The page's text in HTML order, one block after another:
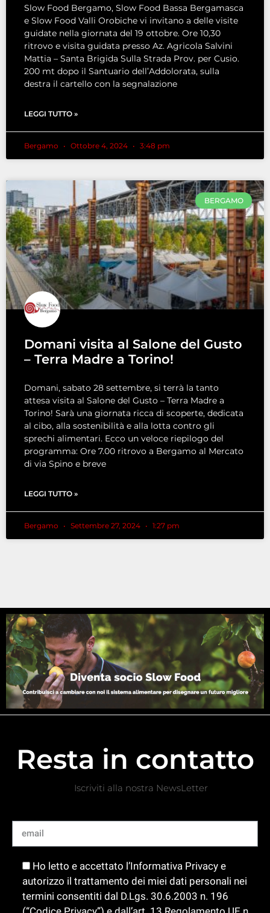
Slow Food Bergamo, Slow Food Bassa Bergamasca
e Slow Food Valli Orobiche vi invitano a delle visite
guidate nella giornata del 19 ottobre. Ore 10,30
ritrovo e visita guidata presso Az. Agricola Salvini
Mattia – Santa Brigida Sulla Strada Prov. per Cusio.
200 mt dopo il Santuario dell’Addolorata, sulla
destra il cartello con la segnalazione
LEGGI TUTTO »
Bergamo Ottobre 4, 2024 3:48 pm
BERGAMO
Domani visita al Salone del Gusto
– Terra Madre a Torino!
Domani, sabato 28 settembre, si terrà la tanto
attesa visita al Salone del Gusto – Terra Madre a
Torino! Sarà una giornata ricca di scoperte, dedicata
al cibo, alla sostenibilità e alla lotta contro gli
sprechi alimentari. Ecco un veloce riepilogo del
programma: Ore 7.00 ritrovo a Bergamo al Mercato
di via Spino e breve
LEGGI TUTTO »
Bergamo Settembre 27, 2024 1:27 pm
Resta in contatto
Iscriviti alla nostra NewsLetter
Ho letto e accettato l’Informativa Privacy e
autorizzo il trattamento dei miei dati personali nei
termini consentiti dal D.Lgs. 30.6.2003 n. 196